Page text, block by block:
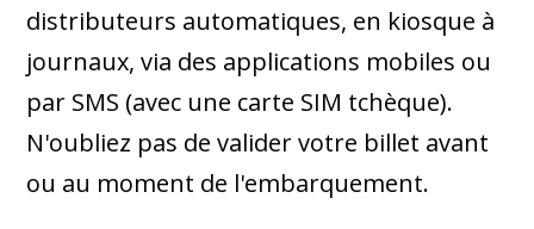
distributeurs automatiques, en kiosque à
journaux, via des applications mobiles ou
par SMS (avec une carte SIM tchèque).
N'oubliez pas de valider votre billet avant
ou au moment de l'embarquement.